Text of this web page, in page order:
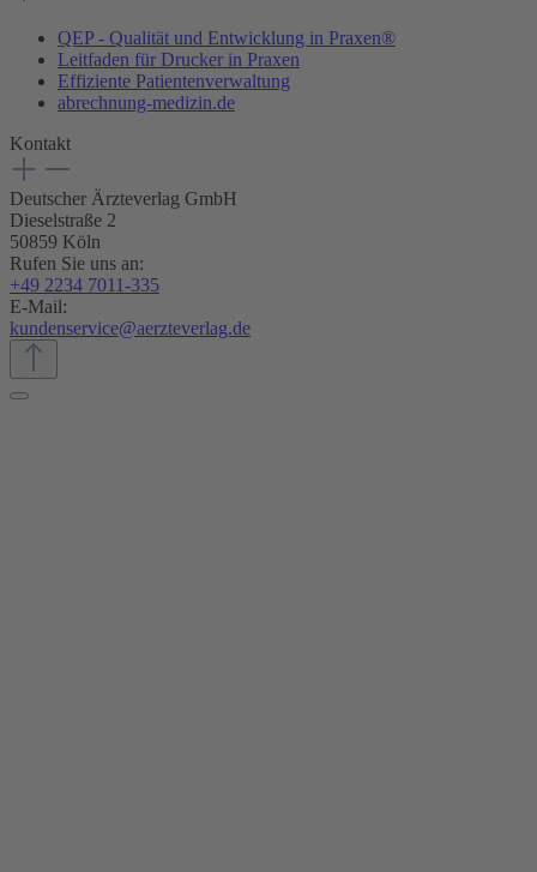
QEP - Qualität und Entwicklung in Praxen®
Leitfaden für Drucker in Praxen
Effiziente Patientenverwaltung
abrechnung-medizin.de
Kontakt
Deutscher Ärzteverlag GmbH
Dieselstraße 2
50859 Köln
Rufen Sie uns an:
+49 2234 7011-335
E-Mail:
kundenservice@aerzteverlag.de